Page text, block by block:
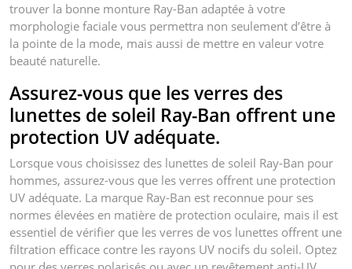
trouver la bonne monture Ray-Ban adaptée à votre
morphologie faciale vous permettra non seulement d’être à
la pointe de la mode, mais aussi de mettre en valeur votre
beauté naturelle.
Assurez-vous que les verres des
lunettes de soleil Ray-Ban offrent une
protection UV adéquate.
Lorsque vous choisissez des lunettes de soleil Ray-Ban pour
hommes, assurez-vous que les verres offrent une protection
UV adéquate. La marque Ray-Ban est reconnue pour ses
normes élevées en matière de protection oculaire, mais il est
essentiel de vérifier que les verres de vos lunettes offrent une
filtration efficace contre les rayons UV nocifs du soleil. Optez